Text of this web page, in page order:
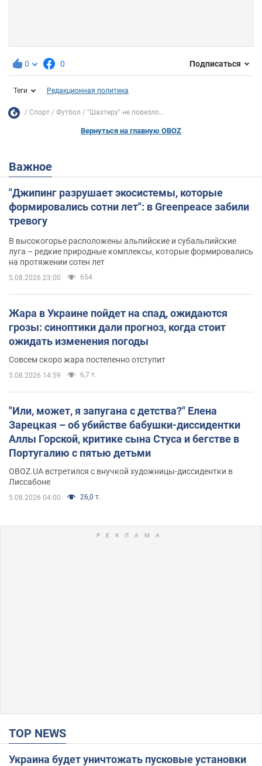
0 0 Подписаться
Теги Редакционная политика
Спорт Футбол "Шахтеру" не повезло...
Вернуться на главную OBOZ
Важное
"Джипинг разрушает экосистемы, которые
формировались сотни лет": в Greenpeace забили
тревогу
В высокогорье расположены альпийские и субальпийские
луга – редкие природные комплексы, которые формировались
на протяжении сотен лет
5.08.2026 23:00 654
Жара в Украине пойдет на спад, ожидаются
грозы: синоптики дали прогноз, когда стоит
ожидать изменения погоды
Совсем скоро жара постепенно отступит
5.08.2026 14:59 6,7 т.
"Или, может, я запугана с детства?" Елена
Зарецкая – об убийстве бабушки-диссидентки
Аллы Горской, критике сына Стуса и бегстве в
Португалию с пятью детьми
OBOZ.UA встретился с внучкой художницы-диссидентки в
Лиссабоне
5.08.2026 04:00 26,0 т.
TOP NEWS
Украина будет уничтожать пусковые установки